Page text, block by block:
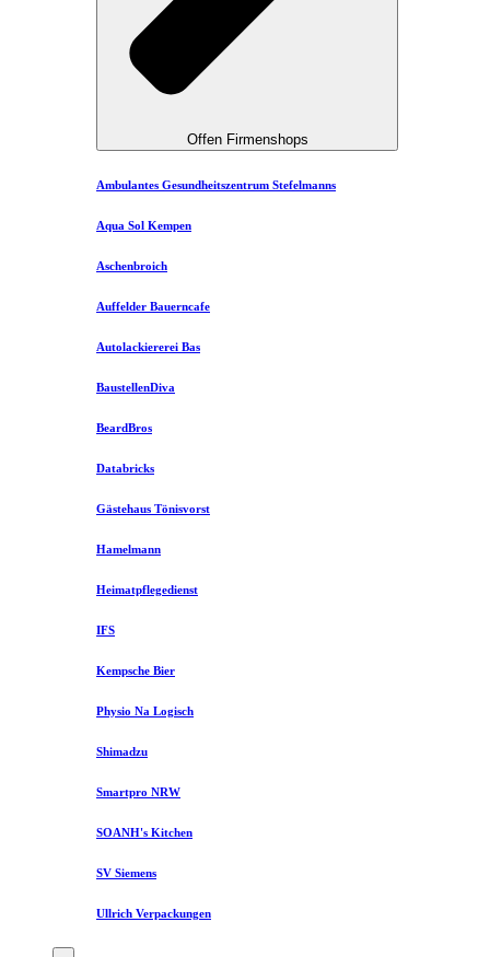
Offen Firmenshops
Ambulantes Gesundheitszentrum Stefelmanns
Aqua Sol Kempen
Aschenbroich
Auffelder Bauerncafe
Autolackiererei Bas
BaustellenDiva
BeardBros
Databricks
Gästehaus Tönisvorst
Hamelmann
Heimatpflegedienst
IFS
Kempsche Bier
Physio Na Logisch
Shimadzu
Smartpro NRW
SOANH's Kitchen
SV Siemens
Ullrich Verpackungen